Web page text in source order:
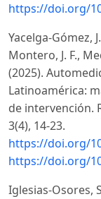
https://doi.org/
Yacelga-Gómez,
Montero, J. F.,
(2025).
Latinoamérica:
de intervención.
3(4), 14-23.
https://doi.org/
https://doi.org/
Iglesias-Osores,